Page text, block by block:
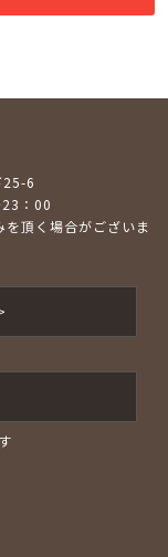
25-6
：00
頂く場合がございま